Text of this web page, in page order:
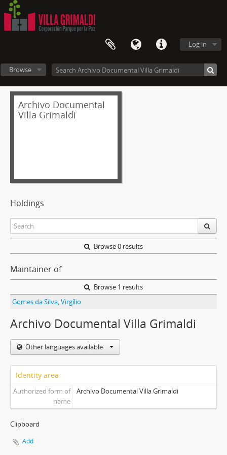
Log in
Browse
Archivo Documental
Villa Grimaldi
Holdings
Browse 0 results
Maintainer of
Browse 1 results
Gomes da Silva, Virgílio
Archivo Documental Villa Grimaldi
Other languages available
Identity area
Authorized form of
name
Archivo Documental Villa Grimaldi
Clipboard
Add